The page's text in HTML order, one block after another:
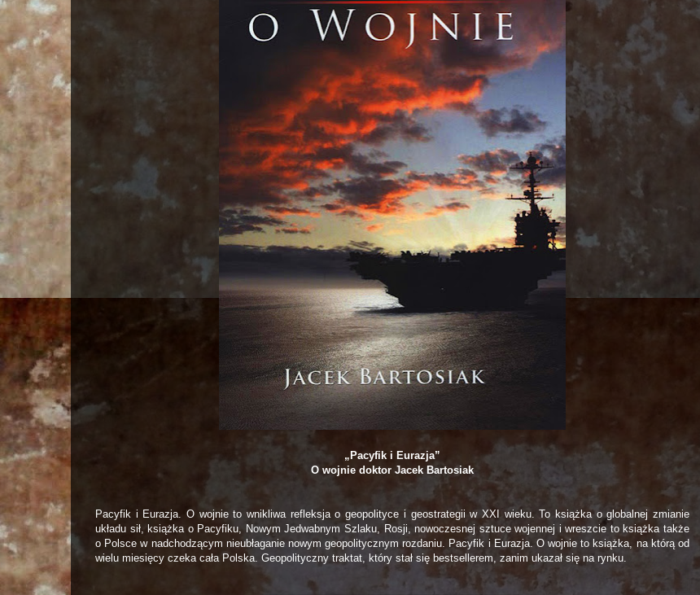
„Pacyfik i Eurazja”
O wojnie doktor Jacek Bartosiak
Pacyfik i Eurazja. O wojnie to wnikliwa refleksja o geopolityce i geostrategii w XXI wieku. To książka o globalnej zmianie
układu sił, książka o Pacyfiku, Nowym Jedwabnym Szlaku, Rosji, nowoczesnej sztuce wojennej i wreszcie to książka także
o Polsce w nadchodzącym nieubłaganie nowym geopolitycznym rozdaniu. Pacyfik i Eurazja. O wojnie to książka, na którą od
wielu miesięcy czeka cała Polska. Geopolityczny traktat, który stał się bestsellerem, zanim ukazał się na rynku.